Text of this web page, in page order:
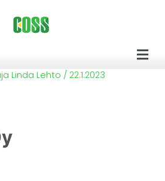
Linda Lehto / 22.1.2023